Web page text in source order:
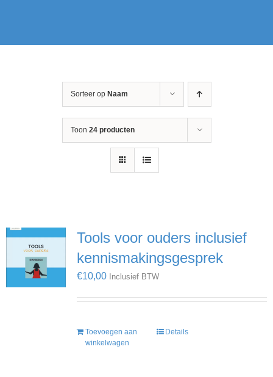
Sorteer op Naam
Toon 24 producten
Tools voor ouders inclusief
kennismakingsgesprek
€10,00 Inclusief BTW
Toevoegen aan
winkelwagen
Details